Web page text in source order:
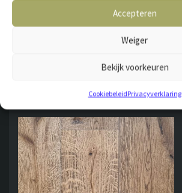
Accepteren
Weiger
Bekijk voorkeuren
CookiebeleidPrivacyverklaring
GERELATEERDE VLOEREN
OOK
VOOR JOU